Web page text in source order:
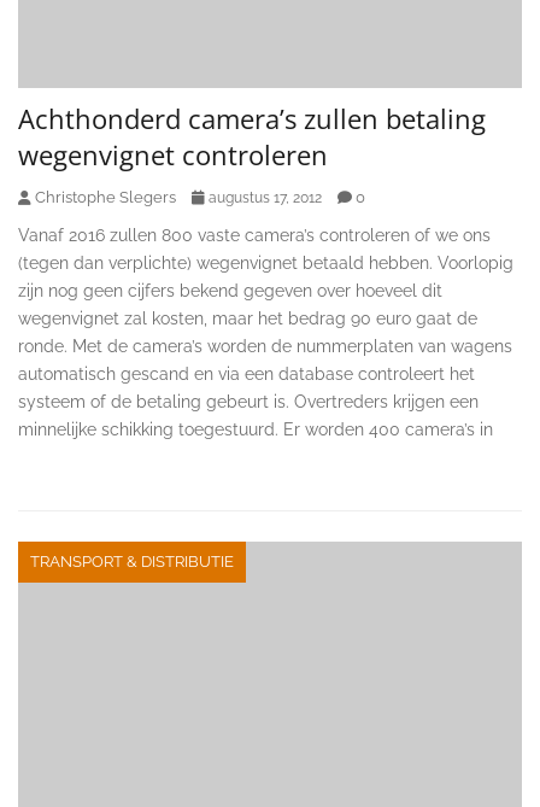
Achthonderd camera’s zullen betaling
wegenvignet controleren
Christophe Slegers augustus 17, 2012 0
Vanaf 2016 zullen 800 vaste camera’s controleren of we ons
(tegen dan verplichte) wegenvignet betaald hebben. Voorlopig
zijn nog geen cijfers bekend gegeven over hoeveel dit
wegenvignet zal kosten, maar het bedrag 90 euro gaat de
ronde. Met de camera’s worden de nummerplaten van wagens
automatisch gescand en via een database controleert het
systeem of de betaling gebeurt is. Overtreders krijgen een
minnelijke schikking toegestuurd. Er worden 400 camera’s in
TRANSPORT & DISTRIBUTIE